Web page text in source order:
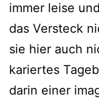
immer leise
das Versteck
sie hier auch
kariertes
darin einer